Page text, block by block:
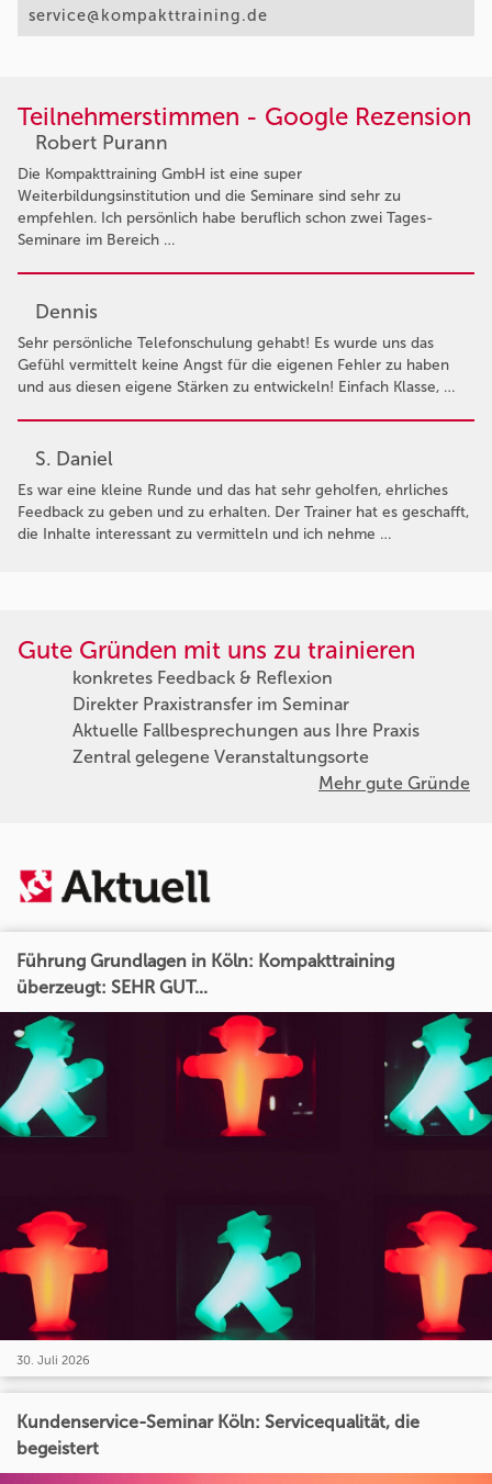
service@kompakttraining.de
Teilnehmerstimmen - Google Rezension
Robert Purann
Die Kompakttraining GmbH ist eine super
Weiterbildungsinstitution und die Seminare sind sehr zu
empfehlen. Ich persönlich habe beruflich schon zwei Tages-
Seminare im Bereich …
Dennis
Sehr persönliche Telefonschulung gehabt! Es wurde uns das
Gefühl vermittelt keine Angst für die eigenen Fehler zu haben
und aus diesen eigene Stärken zu entwickeln! Einfach Klasse, …
S. Daniel
Es war eine kleine Runde und das hat sehr geholfen, ehrliches
Feedback zu geben und zu erhalten. Der Trainer hat es geschafft,
die Inhalte interessant zu vermitteln und ich nehme …
Gute Gründen mit uns zu trainieren
konkretes Feedback & Reflexion
Direkter Praxistransfer im Seminar
Aktuelle Fallbesprechungen aus Ihre Praxis
Zentral gelegene Veranstaltungsorte
Mehr gute Gründe
Führung Grundlagen in Köln: Kompakttraining
überzeugt: SEHR GUT...
30. Juli 2026
Kundenservice-Seminar Köln: Servicequalität, die
begeistert